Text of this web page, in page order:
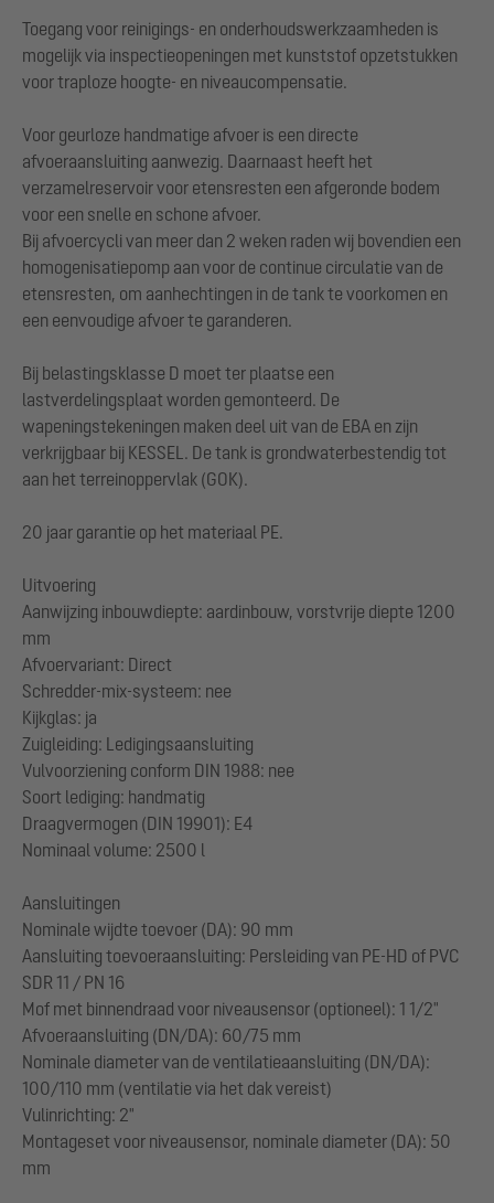
Toegang voor reinigings- en onderhoudswerkzaamheden is
mogelijk via inspectieopeningen met kunststof opzetstukken
voor traploze hoogte- en niveaucompensatie.
Voor geurloze handmatige afvoer is een directe
afvoeraansluiting aanwezig. Daarnaast heeft het
verzamelreservoir voor etensresten een afgeronde bodem
voor een snelle en schone afvoer.
Bij afvoercycli van meer dan 2 weken raden wij bovendien een
homogenisatiepomp aan voor de continue circulatie van de
etensresten, om aanhechtingen in de tank te voorkomen en
een eenvoudige afvoer te garanderen.
Bij belastingsklasse D moet ter plaatse een
lastverdelingsplaat worden gemonteerd. De
wapeningstekeningen maken deel uit van de EBA en zijn
verkrijgbaar bij KESSEL. De tank is grondwaterbestendig tot
aan het terreinoppervlak (GOK).
20 jaar garantie op het materiaal PE.
Uitvoering
Aanwijzing inbouwdiepte: aardinbouw, vorstvrije diepte 1200
mm
Afvoervariant: Direct
Schredder-mix-systeem: nee
Kijkglas: ja
Zuigleiding: Ledigingsaansluiting
Vulvoorziening conform DIN 1988: nee
Soort lediging: handmatig
Draagvermogen (DIN 19901): E4
Nominaal volume: 2500 l
Aansluitingen
Nominale wijdte toevoer (DA): 90 mm
Aansluiting toevoeraansluiting: Persleiding van PE-HD of PVC
SDR 11 / PN 16
Mof met binnendraad voor niveausensor (optioneel): 1 1/2"
Afvoeraansluiting (DN/DA): 60/75 mm
Nominale diameter van de ventilatieaansluiting (DN/DA):
100/110 mm (ventilatie via het dak vereist)
Vulinrichting: 2"
Montageset voor niveausensor, nominale diameter (DA): 50
mm